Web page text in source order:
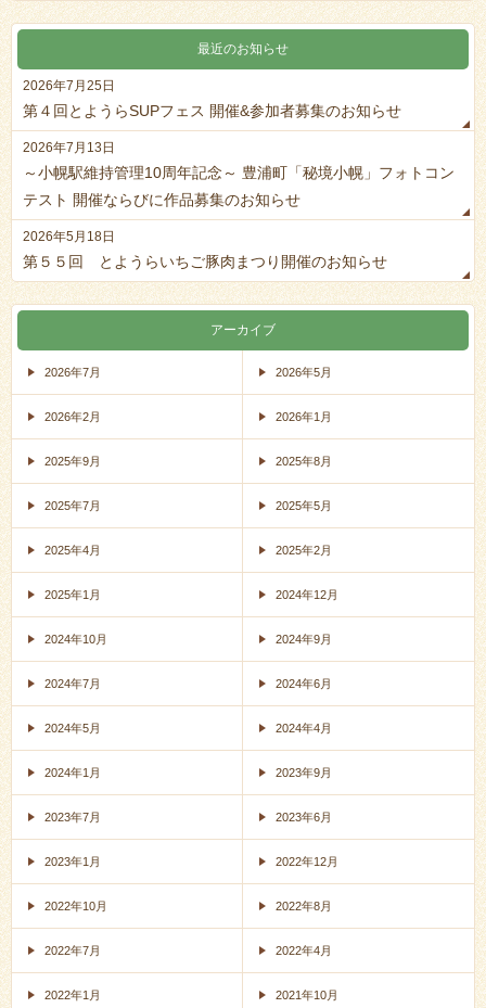
最近のお知らせ
2026年7月25日
第４回とようらSUPフェス 開催&参加者募集のお知らせ
2026年7月13日
～小幌駅維持管理10周年記念～ 豊浦町「秘境小幌」フォトコン
テスト 開催ならびに作品募集のお知らせ
2026年5月18日
第５５回 とようらいちご豚肉まつり開催のお知らせ
アーカイブ
2026年7月 2026年5月
2026年2月 2026年1月
2025年9月 2025年8月
2025年7月 2025年5月
2025年4月 2025年2月
2025年1月 2024年12月
2024年10月 2024年9月
2024年7月 2024年6月
2024年5月 2024年4月
2024年1月 2023年9月
2023年7月 2023年6月
2023年1月 2022年12月
2022年10月 2022年8月
2022年7月 2022年4月
2022年1月 2021年10月